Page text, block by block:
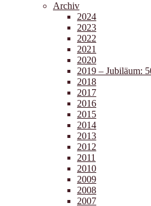
Archiv
2024
2023
2022
2021
2020
2019 – Jubiläum:
2018
2017
2016
2015
2014
2013
2012
2011
2010
2009
2008
2007